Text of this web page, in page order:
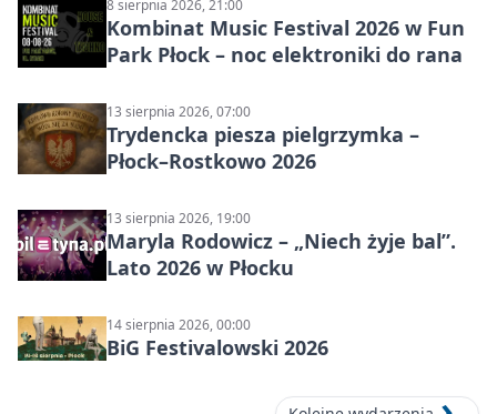
8 sierpnia 2026, 21:00
Kombinat Music Festival 2026 w Fun
Park Płock – noc elektroniki do rana
13 sierpnia 2026, 07:00
Trydencka piesza pielgrzymka –
Płock–Rostkowo 2026
13 sierpnia 2026, 19:00
Maryla Rodowicz – „Niech żyje bal”.
Lato 2026 w Płocku
14 sierpnia 2026, 00:00
BiG Festivalowski 2026